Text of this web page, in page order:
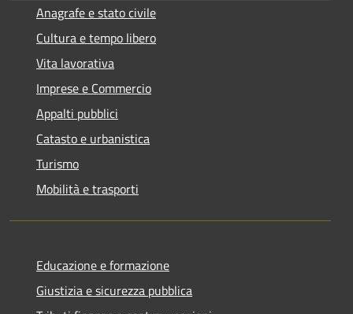
Anagrafe e stato civile
Cultura e tempo libero
Vita lavorativa
Imprese e Commercio
Appalti pubblici
Catasto e urbanistica
Turismo
Mobilità e trasporti
Educazione e formazione
Giustizia e sicurezza pubblica